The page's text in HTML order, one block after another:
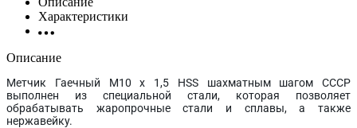
Характеристики
Описание
Метчик Гаечный М10 х 1,5 HSS шахматным шагом СССР
выполнен из специальной стали, которая позволяет
обрабатывать жаропрочные стали и сплавы, а также
нержавейку.